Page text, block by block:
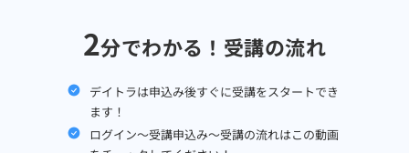
2分でわかる！受講の流れ
デイトラは申込み後すぐに受講をスタートでき
ます！
ログイン～受講申込み～受講の流れはこの動画